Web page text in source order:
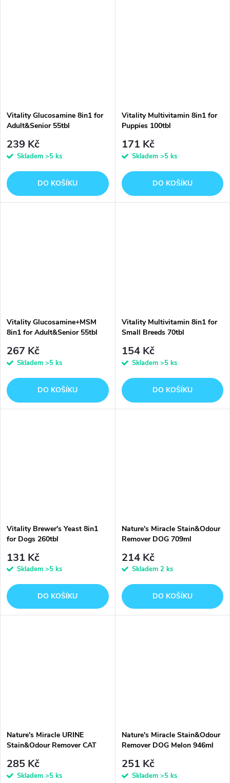
Vitality Glucosamine 8in1 for
Adult&Senior 55tbl
239 Kč
Skladem >5 ks
DO KOŠÍKU
Vitality Multivitamin 8in1 for
Puppies 100tbl
171 Kč
Skladem >5 ks
DO KOŠÍKU
Vitality Glucosamine+MSM
8in1 for Adult&Senior 55tbl
267 Kč
Skladem >5 ks
DO KOŠÍKU
Vitality Multivitamin 8in1 for
Small Breeds 70tbl
154 Kč
Skladem >5 ks
DO KOŠÍKU
Vitality Brewer's Yeast 8in1
for Dogs 260tbl
131 Kč
Skladem >5 ks
DO KOŠÍKU
Nature's Miracle Stain&Odour
Remover DOG 709ml
214 Kč
Skladem 2 ks
DO KOŠÍKU
Nature's Miracle URINE
Stain&Odour Remover CAT
285 Kč
Skladem >5 ks
Nature's Miracle Stain&Odour
Remover DOG Melon 946ml
251 Kč
Skladem >5 ks